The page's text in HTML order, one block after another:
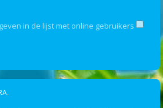
in de lijst met online gebruikers